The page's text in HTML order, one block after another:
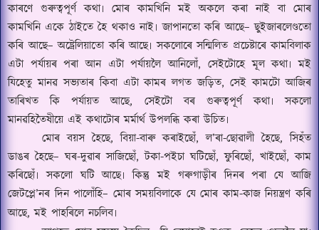
কাৰণে গুৰুত্বপূৰ্ণ কথা৷ মোৰ কামখিনি মই অকলে কৰা নাই বা মোৰ
কামখিনি একে ঠাইতে হৈ থকাও নাই৷ জাপানতো কৰি আছে–ছুইজাৰলেণ্ডতো
কৰি আছে–অষ্ট্ৰেলিয়াতো কৰি আছে৷ সকলোৰে সন্মিলিত প্ৰচেষ্টাৰে কামবিলাক
এটা পৰ্যায়ৰ পৰা আন এটা পৰ্যায়লৈ আনিলোঁ, সেইটোহে মূল কথা৷ মই
যিহেতু মানৱ সভ্যতাৰ কিবা এটা কামৰ লগত জড়িত,সেই কামটো আজিৰ
তাৰিখত কি পৰ্যায়ত আছে, সেইটো বৰ গুৰুত্বপূৰ্ণ কথা৷ সকলো
মানৱহিতৈষীয়ে এই কথাটোৰ মৰ্মাৰ্থ উপলব্ধি কৰা উচিত৷
মোৰ বয়স হৈছে,বিয়া-বাৰু কৰাইছোঁ,ল’ৰা-ছোৱালী হৈছে,সিহঁত
ডাঙৰ হৈছে–ঘৰ-দুৱাৰ সাজিছোঁ,টকা-পইচা ঘটিছোঁ,ফুৰিছোঁ, খাইছোঁ,কাম
কৰিছোঁ৷ সকলো ঘটি আছে৷ কিন্তু মই গৰুগাড়ীৰ দিনৰ পৰা যে আজি
জেটপ্লে’নৰ দিন পালোঁহি– মোৰ সময়বিলাকে যে মোৰ কাম-কাজ নিয়ন্ত্ৰণ কৰি
আছে,মই পাহৰিলে নচলিব৷